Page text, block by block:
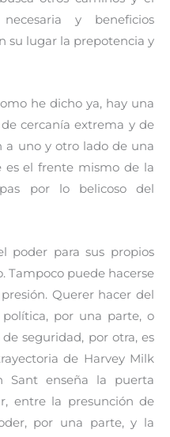
y beneficios
su lugar la prepotencia y
he dicho ya, hay una
cercanía extrema y de
a uno y otro lado de una
es el frente mismo de la
por lo belicoso del
poder para sus propios
Tampoco puede hacerse
Querer hacer del
por una parte, o
seguridad, por otra, es
de Harvey Milk
Sant enseña la puerta
entre la presunción de
por una parte, y la